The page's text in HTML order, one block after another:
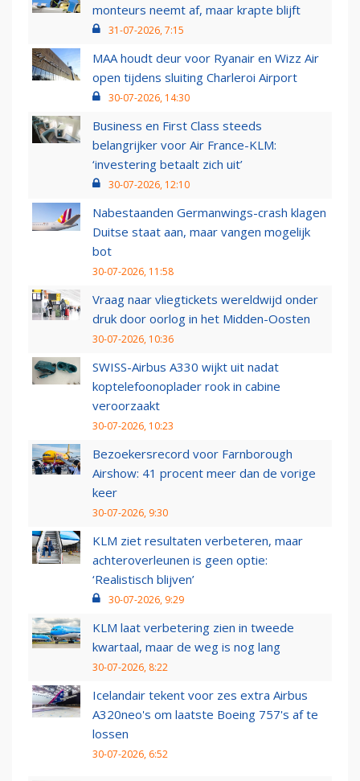
monteurs neemt af, maar krapte blijft
31-07-2026, 7:15
MAA houdt deur voor Ryanair en Wizz Air
open tijdens sluiting Charleroi Airport
30-07-2026, 14:30
Business en First Class steeds
belangrijker voor Air France-KLM:
‘investering betaalt zich uit’
30-07-2026, 12:10
Nabestaanden Germanwings-crash klagen
Duitse staat aan, maar vangen mogelijk
bot
30-07-2026, 11:58
Vraag naar vliegtickets wereldwijd onder
druk door oorlog in het Midden-Oosten
30-07-2026, 10:36
SWISS-Airbus A330 wijkt uit nadat
koptelefoonoplader rook in cabine
veroorzaakt
30-07-2026, 10:23
Bezoekersrecord voor Farnborough
Airshow: 41 procent meer dan de vorige
keer
30-07-2026, 9:30
KLM ziet resultaten verbeteren, maar
achteroverleunen is geen optie:
‘Realistisch blijven’
30-07-2026, 9:29
KLM laat verbetering zien in tweede
kwartaal, maar de weg is nog lang
30-07-2026, 8:22
Icelandair tekent voor zes extra Airbus
A320neo's om laatste Boeing 757's af te
lossen
30-07-2026, 6:52